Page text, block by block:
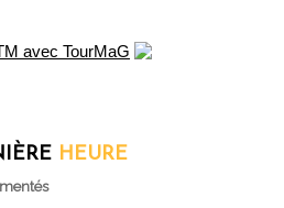
HEURE